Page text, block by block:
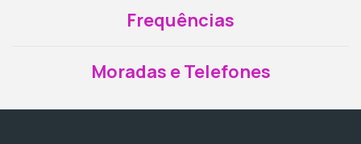
Frequências
Moradas e Telefones